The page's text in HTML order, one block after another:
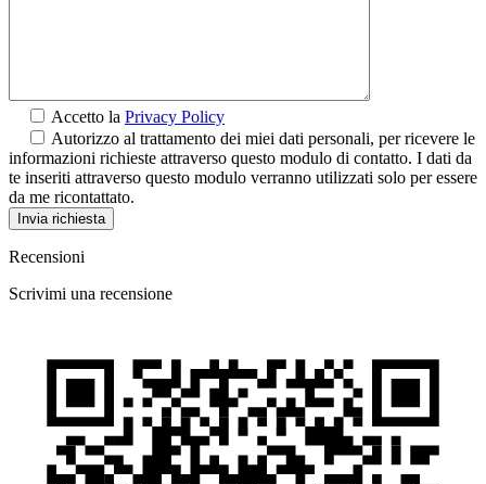
Accetto la Privacy Policy
Autorizzo al trattamento dei miei dati personali, per ricevere le
informazioni richieste attraverso questo modulo di contatto. I dati da
te inseriti attraverso questo modulo verranno utilizzati solo per essere
da me ricontattato.
Recensioni
Scrivimi una recensione